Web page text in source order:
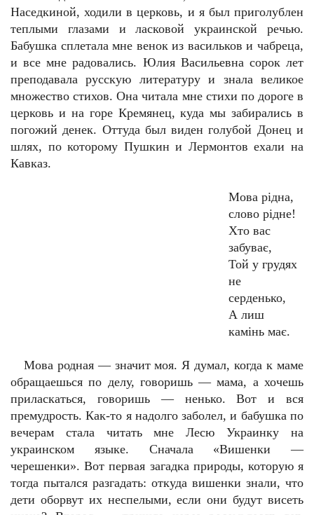
Наседкиной, ходили в церковь, и я был приголублен
теплыми глазами и ласковой украинской речью.
Бабушка сплетала мне венок из васильков и чабреца,
и все мне радовались. Юлия Васильевна сорок лет
преподавала русскую литературу и знала великое
множество стихов. Она читала мне стихи по дороге в
церковь и на горе Кремянец, куда мы забирались в
погожий денек. Оттуда был виден голубой Донец и
шлях, по которому Пушкин и Лермонтов ехали на
Кавказ.
Мова рiдна,
слово рiдне!
Хто вас
забуває,
Той у грудях
не
серденько,
А лиш
камiнь має.
Мова родная — значит моя. Я думал, когда к маме
обращаешься по делу, говоришь — мама, а хочешь
приласкаться, говоришь — ненько. Вот и вся
премудрость. Как-то я надолго заболел, и бабушка по
вечерам стала читать мне Лесю Украинку на
украинском языке. Сначала «Вишенки —
черешенки». Вот первая загадка природы, которую я
тогда пытался разгадать: откуда вишенки знали, что
дети оборвут их неспелыми, если они будут висеть